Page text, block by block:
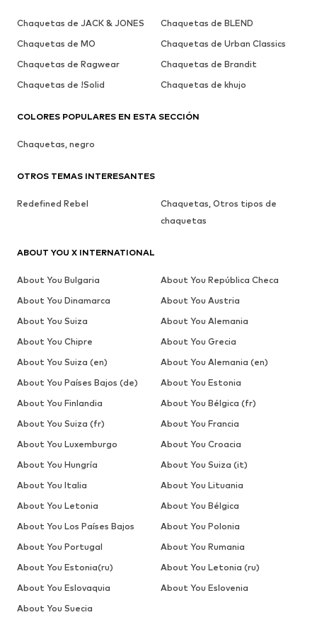
Chaquetas de JACK & JONES
Chaquetas de BLEND
Chaquetas de MO
Chaquetas de Urban Classics
Chaquetas de Ragwear
Chaquetas de Brandit
Chaquetas de !Solid
Chaquetas de khujo
COLORES POPULARES EN ESTA SECCIÓN
Chaquetas, negro
OTROS TEMAS INTERESANTES
Redefined Rebel
Chaquetas, Otros tipos de
chaquetas
ABOUT YOU X INTERNATIONAL
About You Bulgaria
About You República Checa
About You Dinamarca
About You Austria
About You Suiza
About You Alemania
About You Chipre
About You Grecia
About You Suiza (en)
About You Alemania (en)
About You Países Bajos (de)
About You Estonia
About You Finlandia
About You Bélgica (fr)
About You Suiza (fr)
About You Francia
About You Luxemburgo
About You Croacia
About You Hungría
About You Suiza (it)
About You Italia
About You Lituania
About You Letonia
About You Bélgica
About You Los Países Bajos
About You Polonia
About You Portugal
About You Rumania
About You Estonia(ru)
About You Letonia (ru)
About You Eslovaquia
About You Eslovenia
About You Suecia